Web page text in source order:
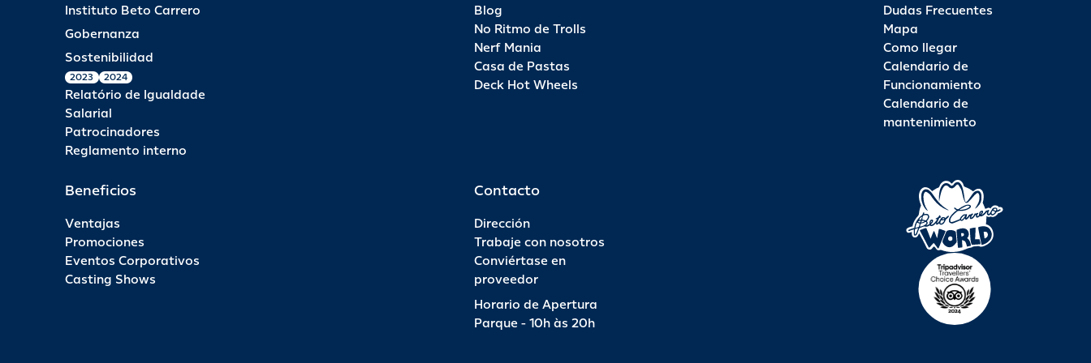
Instituto Beto Carrero
Gobernanza
Sostenibilidad
2023 2024
Relatório de Igualdade
Salarial
Patrocinadores
Reglamento interno
Blog
No Ritmo de Trolls
Nerf Mania
Casa de Pastas
Deck Hot Wheels
Dudas Frecuentes
Mapa
Como llegar
Calendario de
Funcionamiento
Calendario de
mantenimiento
Beneficios
Ventajas
Promociones
Eventos Corporativos
Casting Shows
Contacto
Dirección
Trabaje con nosotros
Conviértase en
proveedor
Horario de Apertura
Parque - 10h às 20h